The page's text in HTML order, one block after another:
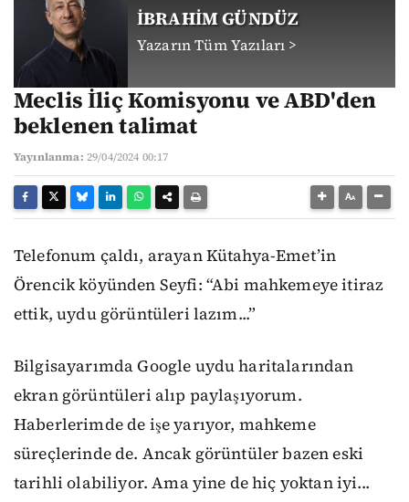
İBRAHİM GÜNDÜZ
Yazarın Tüm Yazıları >
Meclis İliç Komisyonu ve ABD'den
beklenen talimat
Yayınlanma: 29/04/2024 00:17
Telefonum çaldı, arayan Kütahya-Emet’in
Örencik köyünden Seyfi: “Abi mahkemeye itiraz
ettik, uydu görüntüleri lazım...”
Bilgisayarımda Google uydu haritalarından
ekran görüntüleri alıp paylaşıyorum.
Haberlerimde de işe yarıyor, mahkeme
süreçlerinde de. Ancak görüntüler bazen eski
tarihli olabiliyor. Ama yine de hiç yoktan iyi...